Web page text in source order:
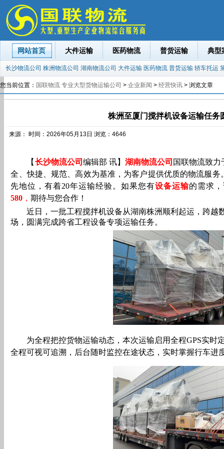
网站首页 大件运输 医药物流 普货运输 典型
长沙物流公司 株洲物流公司 湖南物流公司 大件运输 医药物流 普货运输 轿车托运
您当前位置： 国联物流 专业大型货物运输公司 > 企业新闻 > 经营快讯 > 浏览文章
株洲至厦门搅拌机设备运输任务
来源： 时间：2026年05月13日 浏览：4646
【 长沙物流公司 编辑部 讯】 湖南物流公司 国联物流致
全、快捷、规范、高效为基准，为客户提供优质的物流服务
先地位，有着20年运输经验。如果您有设备运输的需求
580 ，期待与您合作！
近日，一批工程搅拌机设备从湖南株洲顺利起运，跨越
场，圆满完成跨省工程设备专项运输任务。
为全程把控货物运输动态，本次运输启用全程GPS实时
全程可视可追溯，后台随时监控在途状态，实时掌握行车进